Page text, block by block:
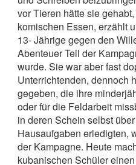
vor Tieren hätte sie
komischen Essen, erzählt
13- Jährige gegen den
Abenteuer Teil der
wurde. Sie war aber fast
Unterrichtenden, dennoch
gegeben, die ihre
oder für die Feldarbeit
in deren Schein selbst
Hausaufgaben erledigten,
der Kampagne. Heute
kubanischen Schüler